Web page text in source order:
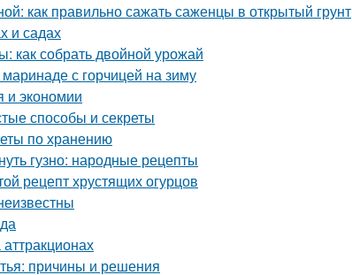
как правильно сажать саженцы в открытый грунт
и садах
собрать двойной урожай
с горчицей на зиму
и экономии
способы и секреты
по хранению
гузно: народные рецепты
рецепт хрустящих огурцов
причины и решения